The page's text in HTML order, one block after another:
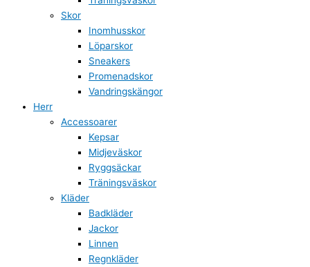
Skor
Inomhusskor
Löparskor
Sneakers
Promenadskor
Vandringskängor
Herr
Accessoarer
Kepsar
Midjeväskor
Ryggsäckar
Träningsväskor
Kläder
Badkläder
Jackor
Linnen
Regnkläder